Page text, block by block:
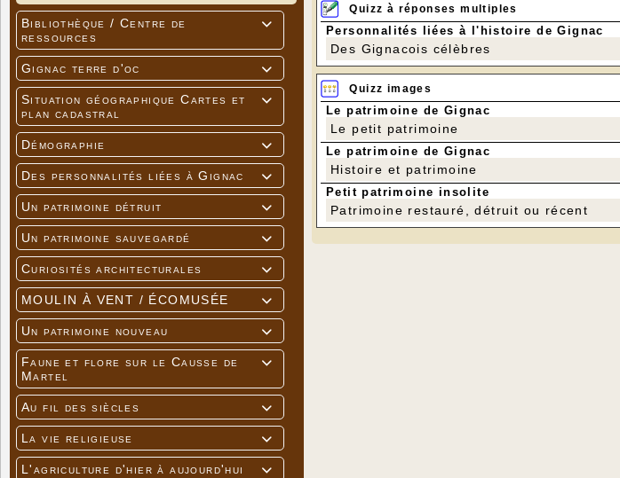

Bibliothèque / Centre de
ressources

Gignac terre d'oc

Situation géographique Cartes et
plan cadastral

Démographie

Des personnalités liées à Gignac

Un patrimoine détruit

Un patrimoine sauvegardé

Curiosités architecturales

MOULIN À VENT / ÉCOMUSÉE

Un patrimoine nouveau

Faune et flore sur le Causse de
Martel

Au fil des siècles

La vie religieuse

L'agriculture d'hier à aujourd'hui
Quizz à réponses multiples
Personnalités liées à l'histoire de Gignac
Des Gignacois célèbres
Quizz images
Le patrimoine de Gignac
Le petit patrimoine
Le patrimoine de Gignac
Histoire et patrimoine
Petit patrimoine insolite
Patrimoine restauré, détruit ou récent